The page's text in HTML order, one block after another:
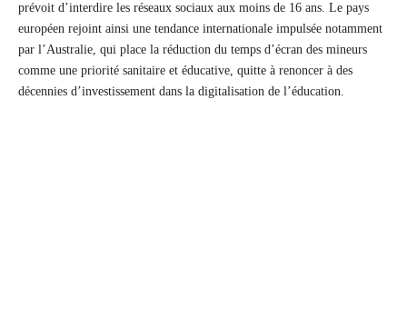
prévoit d’interdire les réseaux sociaux aux moins de 16 ans. Le pays
européen rejoint ainsi une tendance internationale impulsée notamment
par l’Australie, qui place la réduction du temps d’écran des mineurs
comme une priorité sanitaire et éducative, quitte à renoncer à des
décennies d’investissement dans la digitalisation de l’éducation.